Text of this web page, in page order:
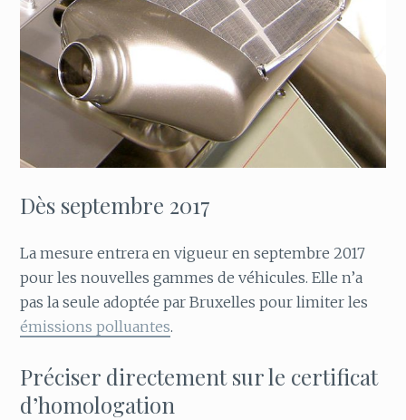
Dès septembre 2017
La mesure entrera en vigueur en septembre 2017
pour les nouvelles gammes de véhicules. Elle n’a
pas la seule adoptée par Bruxelles pour limiter les
émissions polluantes.
Préciser directement sur le certificat
d’homologation